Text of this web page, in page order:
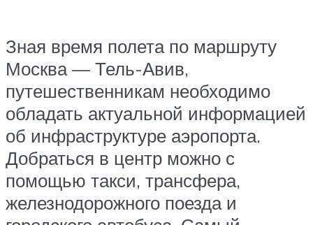
Зная время полета по маршруту
Москва — Тель-Авив,
путешественникам необходимо
обладать актуальной информацией
об инфраструктуре аэропорта.
Добраться в центр можно с
помощью такси, трансфера,
железнодорожного поезда и